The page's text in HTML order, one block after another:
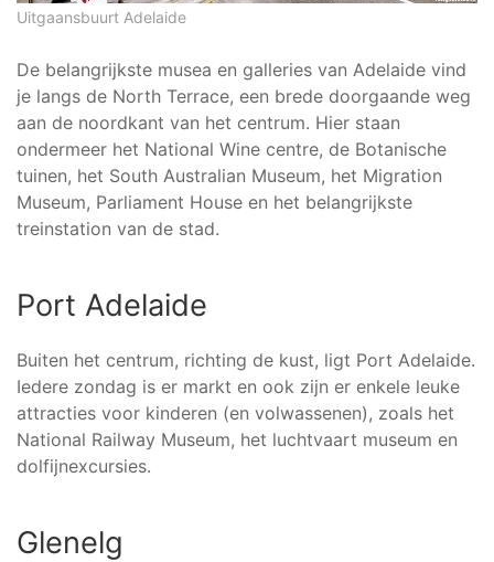
Uitgaansbuurt Adelaide
De belangrijkste musea en galleries van Adelaide vind
je langs de North Terrace, een brede doorgaande weg
aan de noordkant van het centrum. Hier staan
ondermeer het National Wine centre, de Botanische
tuinen, het South Australian Museum, het Migration
Museum, Parliament House en het belangrijkste
treinstation van de stad.
Port Adelaide
Buiten het centrum, richting de kust, ligt Port Adelaide.
Iedere zondag is er markt en ook zijn er enkele leuke
attracties voor kinderen (en volwassenen), zoals het
National Railway Museum, het luchtvaart museum en
dolfijnexcursies.
Glenelg